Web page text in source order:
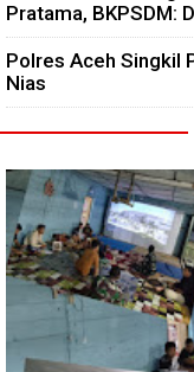
Pratama, BKPSDM:
Polres Aceh Singkil
Nias